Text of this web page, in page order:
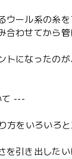
ウール系の糸を
合わせてから管
トになったの
て ---
方をいろいろと
を引き出した